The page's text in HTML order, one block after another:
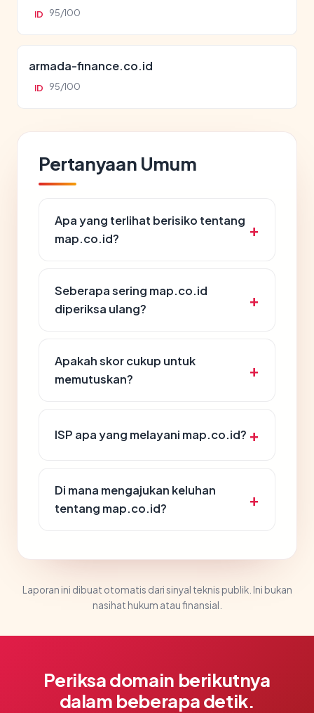
ID 95/100
armada-finance.co.id
ID 95/100
Pertanyaan Umum
Apa yang terlihat berisiko tentang
map.co.id?
Seberapa sering map.co.id
diperiksa ulang?
Apakah skor cukup untuk
memutuskan?
ISP apa yang melayani map.co.id?
Di mana mengajukan keluhan
tentang map.co.id?
Laporan ini dibuat otomatis dari sinyal teknis publik. Ini bukan
nasihat hukum atau finansial.
Periksa domain berikutnya
dalam beberapa detik.